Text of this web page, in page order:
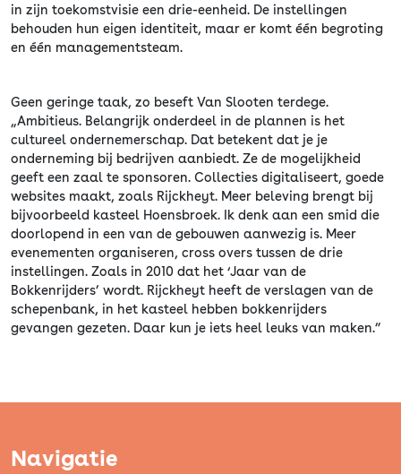
in zijn toekomstvisie een drie-eenheid. De instellingen
behouden hun eigen identiteit, maar er komt één begroting
en één managementsteam.
Geen geringe taak, zo beseft Van Slooten terdege.
„Ambitieus. Belangrijk onderdeel in de plannen is het
cultureel ondernemerschap. Dat betekent dat je je
onderneming bij bedrijven aanbiedt. Ze de mogelijkheid
geeft een zaal te sponsoren. Collecties digitaliseert, goede
websites maakt, zoals Rijckheyt. Meer beleving brengt bij
bijvoorbeeld kasteel Hoensbroek. Ik denk aan een smid die
doorlopend in een van de gebouwen aanwezig is. Meer
evenementen organiseren, cross overs tussen de drie
instellingen. Zoals in 2010 dat het ‘Jaar van de
Bokkenrijders’ wordt. Rijckheyt heeft de verslagen van de
schepenbank, in het kasteel hebben bokkenrijders
gevangen gezeten. Daar kun je iets heel leuks van maken.”
Navigatie